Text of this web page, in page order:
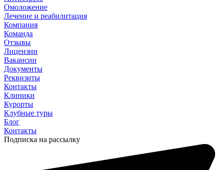
Омоложение
Лечение и реабилитация
Компания
Команда
Отзывы
Лицензии
Вакансии
Документы
Реквизиты
Контакты
Клиники
Курорты
Клубные туры
Блог
Контакты
Подписка на рассылку